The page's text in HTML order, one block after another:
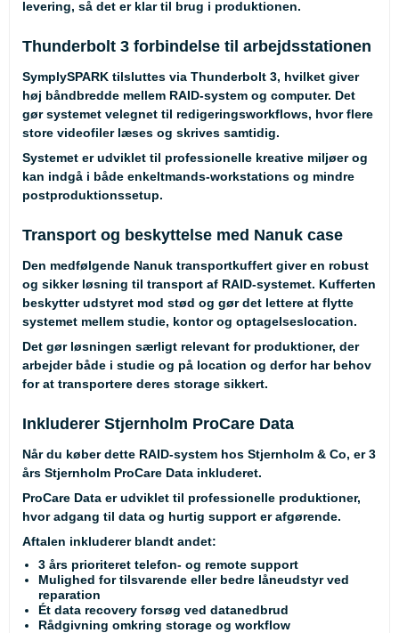
levering, så det er klar til brug i produktionen.
Thunderbolt 3 forbindelse til arbejdsstationen
SymplySPARK tilsluttes via Thunderbolt 3, hvilket giver
høj båndbredde mellem RAID-system og computer. Det
gør systemet velegnet til redigeringsworkflows, hvor flere
store videofiler læses og skrives samtidig.
Systemet er udviklet til professionelle kreative miljøer og
kan indgå i både enkeltmands-workstations og mindre
postproduktionssetup.
Transport og beskyttelse med Nanuk case
Den medfølgende Nanuk transportkuffert giver en robust
og sikker løsning til transport af RAID-systemet. Kufferten
beskytter udstyret mod stød og gør det lettere at flytte
systemet mellem studie, kontor og optagelseslocation.
Det gør løsningen særligt relevant for produktioner, der
arbejder både i studie og på location og derfor har behov
for at transportere deres storage sikkert.
Inkluderer Stjernholm ProCare Data
Når du køber dette RAID-system hos Stjernholm & Co, er 3
års Stjernholm ProCare Data inkluderet.
ProCare Data er udviklet til professionelle produktioner,
hvor adgang til data og hurtig support er afgørende.
Aftalen inkluderer blandt andet:
3 års prioriteret telefon- og remote support
Mulighed for tilsvarende eller bedre låneudstyr ved
reparation
Ét data recovery forsøg ved datanedbrud
Rådgivning omkring storage og workflow